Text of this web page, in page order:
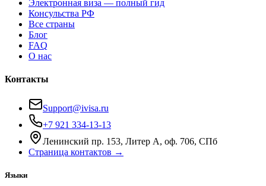
Электронная виза — полный гид
Консульства РФ
Все страны
Блог
FAQ
О нас
Контакты
Support@ivisa.ru
+7 921 334-13-13
Ленинский пр. 153, Литер А, оф. 706, СПб
Страница контактов →
Языки